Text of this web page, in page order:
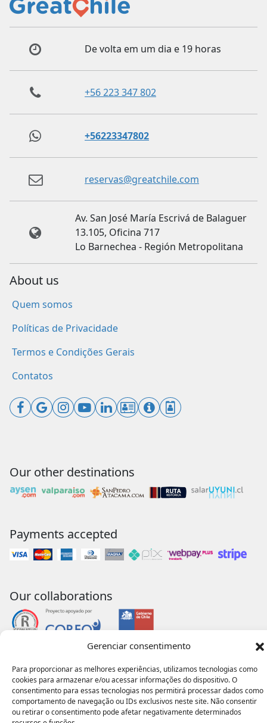
Gerenciar consentimento
Para proporcionar as melhores experiências, utilizamos tecnologias como
cookies para armazenar e/ou acessar informações do dispositivo. O
consentimento para essas tecnologias nos permitirá processar dados como
comportamento de navegação ou IDs exclusivos neste site. Não consentir
ou retirar o consentimento pode afetar negativamente determinados
De volta em um dia e 19 horas
+56 223 347 802
+56223347802
reservas@greatchile.com
Av. San José María Escrivá de Balaguer
13.105, Oficina 717
Lo Barnechea - Región Metropolitana
About us
Quem somos
Políticas de Privacidade
Termos e Condições Gerais
Contatos
Our other destinations
Payments accepted
Our collaborations